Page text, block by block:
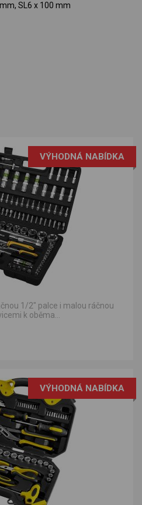
SL6 x 100 mm
VÝHODNÁ NABÍDKA
1/2" palce i malou ráčnou
k oběma...
VÝHODNÁ NABÍDKA